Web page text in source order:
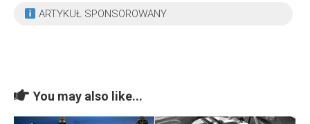
ARTYKUŁ SPONSOROWANY
You may also like...